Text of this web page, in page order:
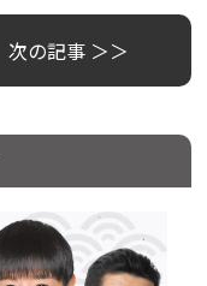
次の記事 ＞＞